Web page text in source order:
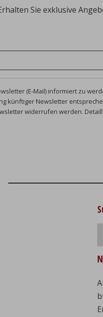
Sie exklusive
(E-Mail) informiert zu
künftiger Newsletter
widerrufen werden.